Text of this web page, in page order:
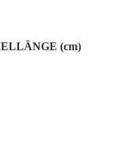
(cm)